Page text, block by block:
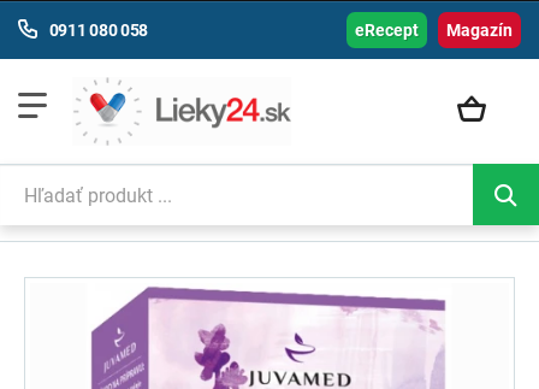
Magazín
0911 080 058 eRecept